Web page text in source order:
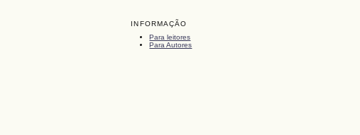
INFORMAÇÃO
Para leitores
Para Autores